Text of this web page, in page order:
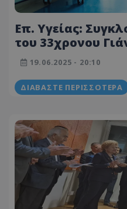
Επ. Υγείας:
του 33χρονου
ζούσε σήμερα»
19.06.2025 - 20:10
ΔΙΑΒΆΣΤΕ ΠΕΡΙΣΣΌΤΕΡΑ